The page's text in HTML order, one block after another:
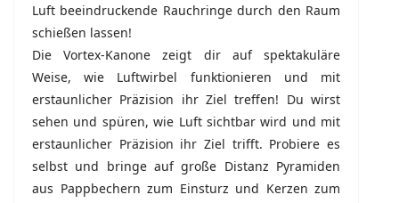
Luft beeindruckende Rauchringe durch den Raum
schießen lassen!
Die Vortex-Kanone zeigt dir auf spektakuläre
Weise, wie Luftwirbel funktionieren und mit
erstaunlicher Präzision ihr Ziel treffen! Du wirst
sehen und spüren, wie Luft sichtbar wird und mit
erstaunlicher Präzision ihr Ziel trifft. Probiere es
selbst und bringe auf große Distanz Pyramiden
aus Pappbechern zum Einsturz und Kerzen zum